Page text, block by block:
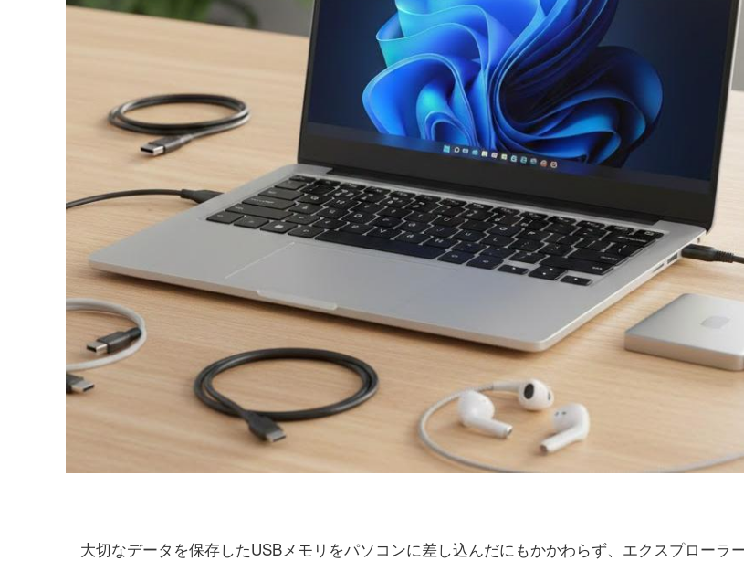
大切なデータを保存したUSBメモリをパソコンに差し込んだにもかかわらず、エクスプローラ